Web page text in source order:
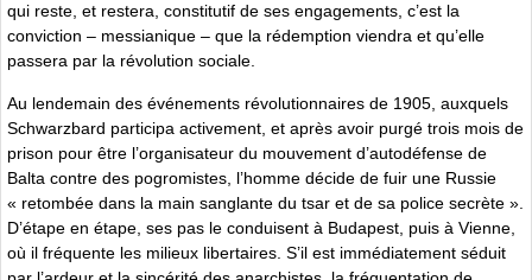
qui reste, et restera, constitutif de ses engagements, c’est la
conviction – messianique – que la rédemption viendra et qu’elle
passera par la révolution sociale.
Au lendemain des événements révolutionnaires de 1905, auxquels
Schwarzbard participa activement, et après avoir purgé trois mois de
prison pour être l’organisateur du mouvement d’autodéfense de
Balta contre des pogromistes, l’homme décide de fuir une Russie
« retombée dans la main sanglante du tsar et de sa police secrète ».
D’étape en étape, ses pas le conduisent à Budapest, puis à Vienne,
où il fréquente les milieux libertaires. S’il est immédiatement séduit